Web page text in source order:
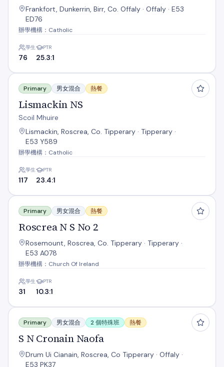
Frankfort, Dunkerrin, Birr, Co. Offaly · Offaly · E53
ED76
辦學機構：Catholic
學生
76
PTR
25.3:1
Lismackin NS
Primary 男女混合 熱餐
Lismackin NS
Scoil Mhuire
Lismackin, Roscrea, Co. Tipperary · Tipperary ·
E53 Y589
辦學機構：Catholic
學生
117
PTR
23.4:1
Roscrea N S No 2
Primary 男女混合 熱餐
Roscrea N S No 2
Rosemount, Roscrea, Co. Tipperary · Tipperary ·
E53 A078
辦學機構：Church Of Ireland
學生
31
PTR
10.3:1
S N Cronain Naofa
Primary 男女混合 2 個特殊班 熱餐
S N Cronain Naofa
Drum Ui Cianain, Roscrea, Co Tipperary · Offaly ·
E53 PK37